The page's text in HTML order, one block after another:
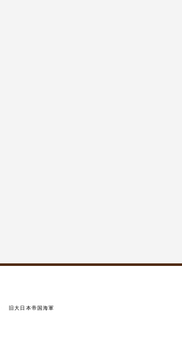
旧大日本帝国海軍